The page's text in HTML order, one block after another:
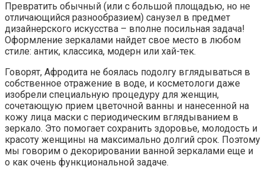
Превратить обычный (или с большой площадью, но не
отличающийся разнообразием) санузел в предмет
дизайнерского искусства – вполне посильная задача!
Оформление зеркалами найдет свое место в любом
стиле: антик, классика, модерн или хай-тек.
Говорят, Афродита не боялась подолгу вглядываться в
собственное отражение в воде, и косметологи даже
изобрели специальную процедуру для женщин,
сочетающую прием цветочной ванны и нанесенной на
кожу лица маски с периодическим вглядыванием в
зеркало. Это помогает сохранить здоровье, молодость и
красоту женщины на максимально долгий срок. Поэтому
мы говорим о декорировании ванной зеркалами еще и
о как очень функциональной задаче.